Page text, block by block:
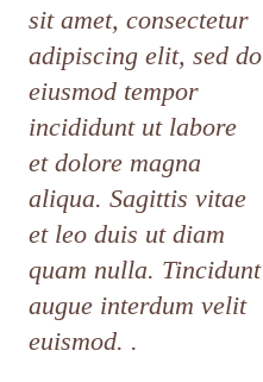
sit amet, consectetur
adipiscing elit, sed do
eiusmod tempor
incididunt ut labore
et dolore magna
aliqua. Sagittis vitae
et leo duis ut diam
quam nulla. Tincidunt
augue interdum velit
euismod. .